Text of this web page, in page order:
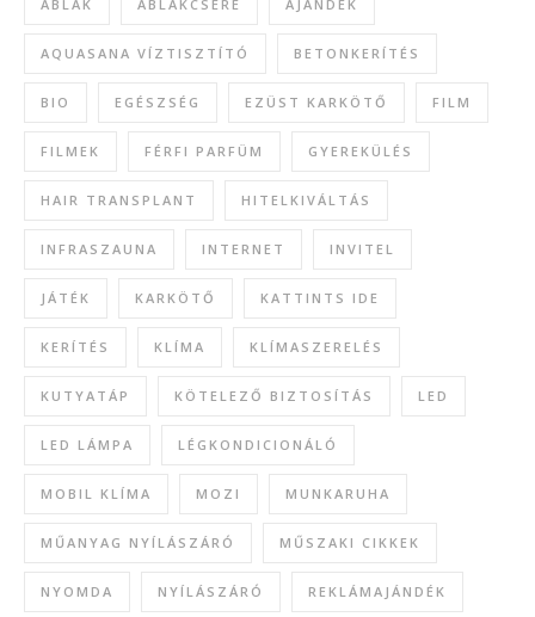
ABLAK ABLAKCSERE AJÁNDÉK
AQUASANA VÍZTISZTÍTÓ BETONKERÍTÉS
BIO EGÉSZSÉG EZÜST KARKÖTŐ FILM
FILMEK FÉRFI PARFÜM GYEREKÜLÉS
HAIR TRANSPLANT HITELKIVÁLTÁS
INFRASZAUNA INTERNET INVITEL
JÁTÉK KARKÖTŐ KATTINTS IDE
KERÍTÉS KLÍMA KLÍMASZERELÉS
KUTYATÁP KÖTELEZŐ BIZTOSÍTÁS LED
LED LÁMPA LÉGKONDICIONÁLÓ
MOBIL KLÍMA MOZI MUNKARUHA
MŰANYAG NYÍLÁSZÁRÓ MŰSZAKI CIKKEK
NYOMDA NYÍLÁSZÁRÓ REKLÁMAJÁNDÉK